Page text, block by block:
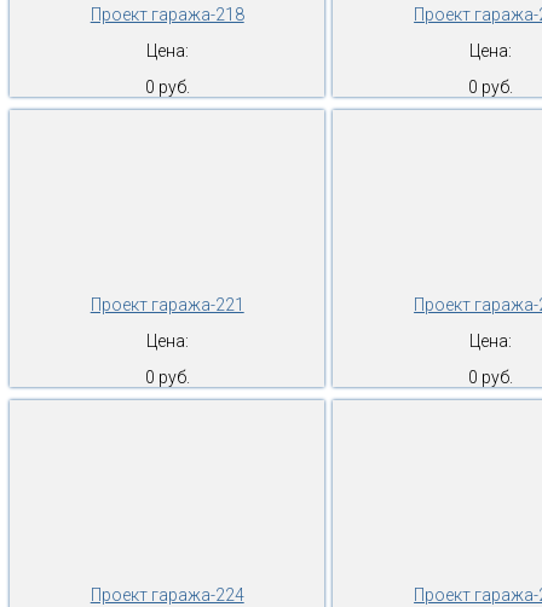
Проект гаража-218
Цена:
0 руб.
Проект
Цена:
0 руб.
Проект гаража-221
Цена:
0 руб.
Проект
Цена:
0 руб.
Проект гаража-224
Проект